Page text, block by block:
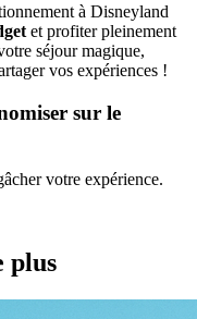
à Disneyland
et profiter pleinement
séjour magique,
vos expériences !
sur le
votre expérience.
plus